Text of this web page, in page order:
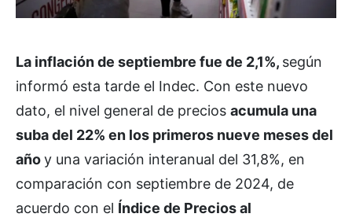
La inflación de septiembre fue de 2,1%, según
informó esta tarde el Indec. Con este nuevo
dato, el nivel general de precios acumula una
suba del 22% en los primeros nueve meses del
añoy una variación interanual del 31,8%, en
comparación con septiembre de 2024, de
acuerdo con el Índice de Precios al